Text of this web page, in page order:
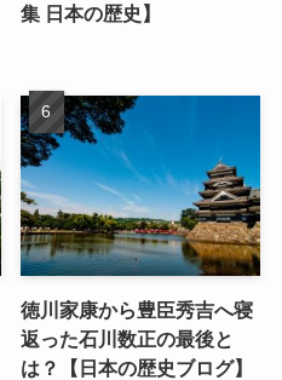
集 日本の歴史】
徳川家康から豊臣秀吉へ寝
返った石川数正の最後と
は？【日本の歴史ブログ】